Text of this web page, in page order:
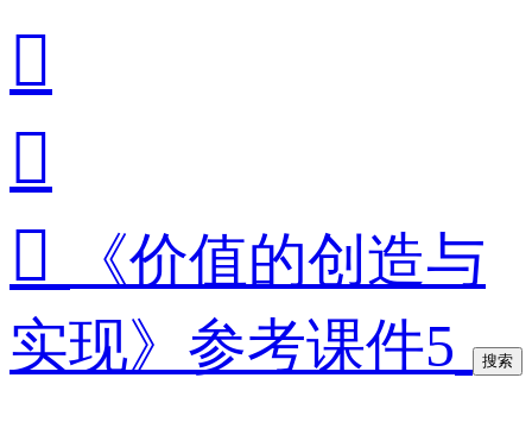



《价值的创造与
实现》参考课件5
搜索